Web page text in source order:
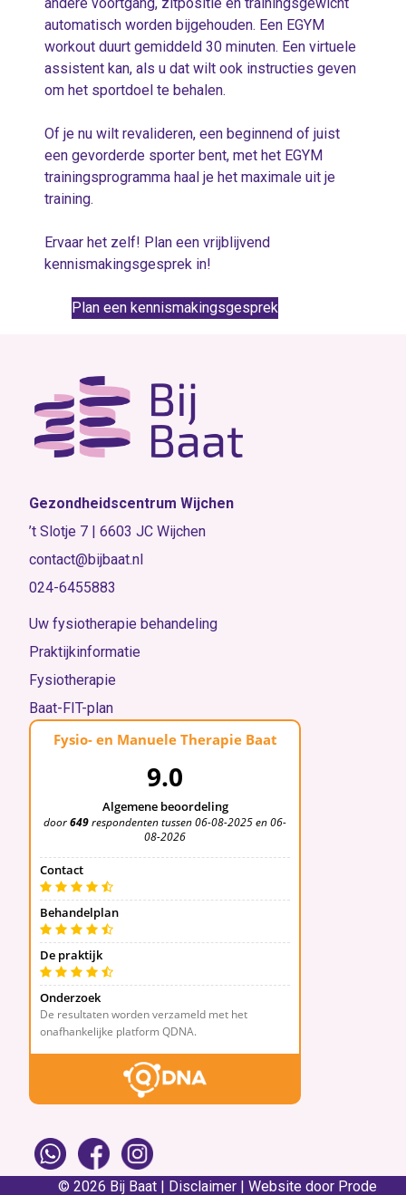
automatisch worden bijgehouden. Een EGYM
workout duurt gemiddeld 30 minuten. Een virtuele
assistent kan, als u dat wilt ook instructies geven
om het sportdoel te behalen.
Of je nu wilt revalideren, een beginnend of juist
een gevorderde sporter bent, met het EGYM
trainingsprogramma haal je het maximale uit je
training.
Ervaar het zelf! Plan een vrijblijvend
kennismakingsgesprek in!
Plan een kennismakingsgesprek
Gezondheidscentrum Wijchen
’t Slotje 7 | 6603 JC Wijchen
contact@bijbaat.nl
024-6455883
Uw fysiotherapie behandeling
Praktijkinformatie
Fysiotherapie
Baat-FIT-plan
© 2026 Bij Baat | Disclaimer | Website door Prode